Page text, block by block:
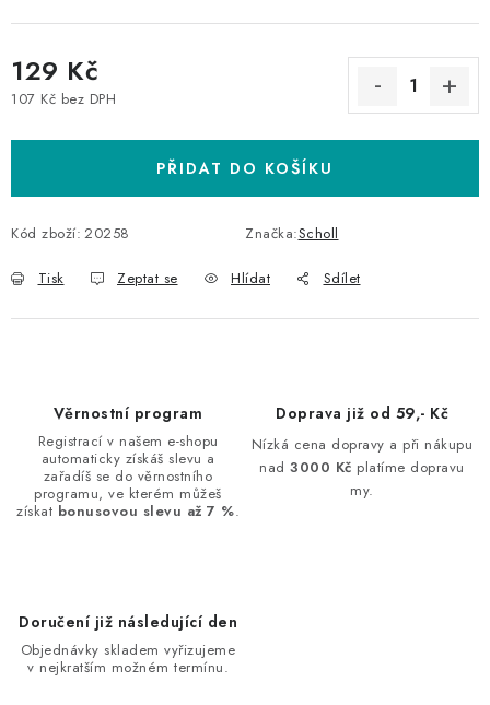
129 Kč
107 Kč bez DPH
PŘIDAT DO KOŠÍKU
Kód zboží: 20258 Značka:Scholl
Tisk Zeptat se Hlídat Sdílet
Věrnostní program
Registrací v našem e-shopu
automaticky získáš slevu a
zařadíš se do věrnostního
programu, ve kterém můžeš
získat bonusovou slevu až 7 %.
Doprava již od 59,- Kč
Nízká cena dopravy a při nákupu
nad3000 Kč platíme dopravu
my.
Doručení již následující den
Objednávky skladem vyřizujeme
v nejkratším možném termínu.